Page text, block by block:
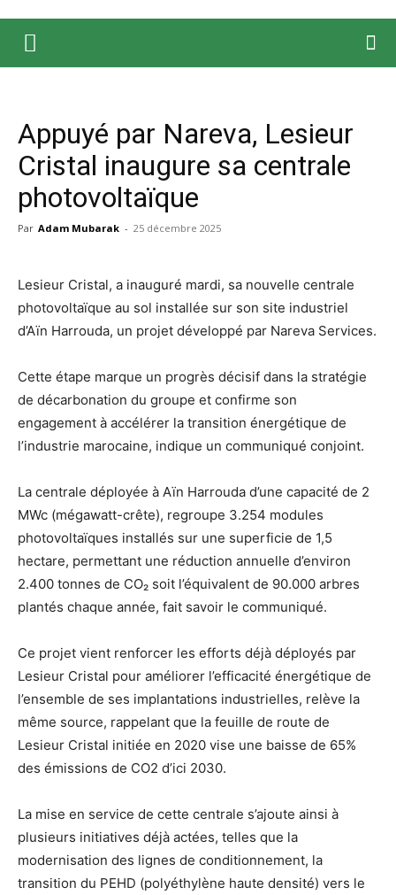
Appuyé par Nareva, Lesieur
Cristal inaugure sa centrale
photovoltaïque
Par Adam Mubarak - 25 décembre 2025
Lesieur Cristal, a inauguré mardi, sa nouvelle centrale
photovoltaïque au sol installée sur son site industriel
d’Aïn Harrouda, un projet développé par Nareva Services.
Cette étape marque un progrès décisif dans la stratégie
de décarbonation du groupe et confirme son
engagement à accélérer la transition énergétique de
l’industrie marocaine, indique un communiqué conjoint.
La centrale déployée à Aïn Harrouda d’une capacité de 2
MWc (mégawatt-crête), regroupe 3.254 modules
photovoltaïques installés sur une superficie de 1,5
hectare, permettant une réduction annuelle d’environ
2.400 tonnes de CO₂ soit l’équivalent de 90.000 arbres
plantés chaque année, fait savoir le communiqué.
Ce projet vient renforcer les efforts déjà déployés par
Lesieur Cristal pour améliorer l’efficacité énergétique de
l’ensemble de ses implantations industrielles, relève la
même source, rappelant que la feuille de route de
Lesieur Cristal initiée en 2020 vise une baisse de 65%
des émissions de CO2 d’ici 2030.
La mise en service de cette centrale s’ajoute ainsi à
plusieurs initiatives déjà actées, telles que la
modernisation des lignes de conditionnement, la
transition du PEHD (polyéthylène haute densité) vers le